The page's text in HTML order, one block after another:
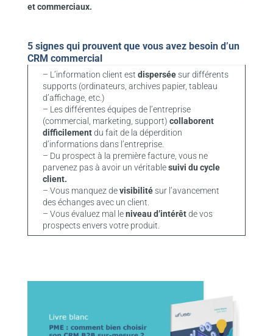
et commerciaux.
5 signes qui prouvent que vous avez besoin d’un
CRM commercial
– L’information client est disperséesur différents
supports (ordinateurs, archives papier, tableau
d’affichage, etc.)
– Les différentes équipes de l’entreprise
(commercial, marketing, support) collaborent
difficilementdu fait de la déperdition
d’informations dans l’entreprise.
– Du prospect à la première facture, vous ne
parvenez pas à avoir un véritablesuivi du cycle
client.
– Vous manquez devisibilitésur l’avancement
des échanges avec un client.
– Vous évaluez mal leniveau d’intérêtde vos
prospects envers votre produit.